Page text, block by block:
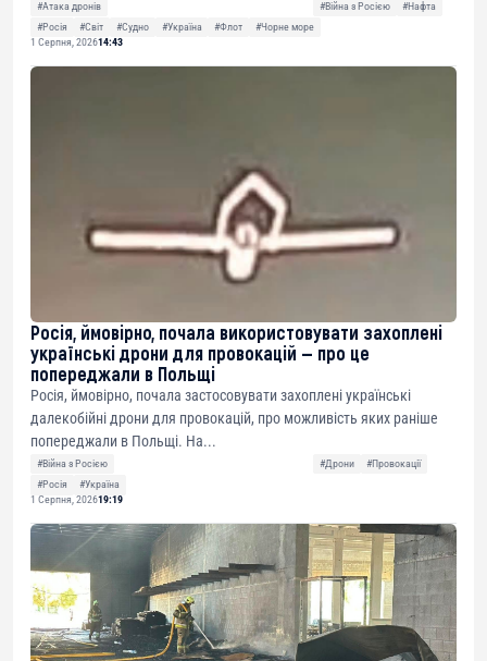
#Атака дронів #Війна з Росією
#Нафта
#Росія
#Світ #Судно #Україна #Флот
#Чорне море
1 Серпня, 202614:43
Росія, ймовірно, почала використовувати захоплені
українські дрони для провокацій — про це
попереджали в Польщі
Росія, ймовірно, почала застосовувати захоплені українські
далекобійні дрони для провокацій, про можливість яких раніше
попереджали в Польщі. На...
#Війна з Росією #Дрони
#Провокації
#Росія
#Україна
1 Серпня, 202619:19